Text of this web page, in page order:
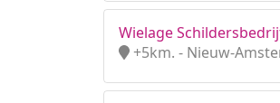
Wielage
+5km. - Nieuw-